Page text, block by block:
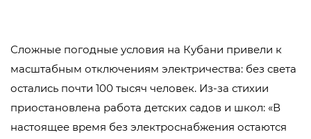
Сложные погодные условия на Кубани привели к
масштабным отключениям электричества: без света
остались почти 100 тысяч человек. Из-за стихии
приостановлена работа детских садов и школ: «В
настоящее время без электроснабжения остаются